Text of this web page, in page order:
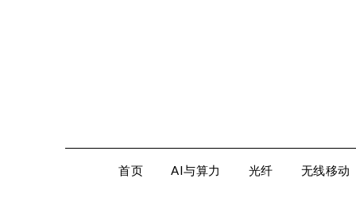
首页 AI与算力 光纤 无线移动